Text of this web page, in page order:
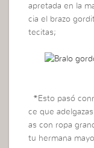
apretada en la
cia el brazo
tecitas;
· *Esto pasó
ce que
as con ropa
tu hermana